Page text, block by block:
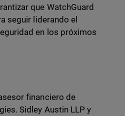
que WatchGuard
seguir liderando el
en los próximos
financiero de
Sidley Austin LLP y